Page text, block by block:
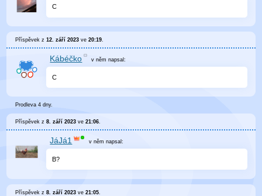
C
Příspěvek z12. září 2023 ve20:19.
Kábéčko v němnapsal:
C
Prodleva 4 dny.
Příspěvek z8. září 2023 ve21:06.
JáJá1 v něm napsal:
B?
Příspěvek z8. září 2023 ve21:05